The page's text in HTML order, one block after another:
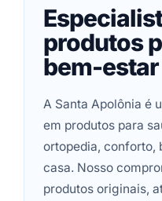
produtos
bem-estar
A Santa Apolônia é
em produtos para
ortopedia, conforto,
casa. Nosso
produtos originais,